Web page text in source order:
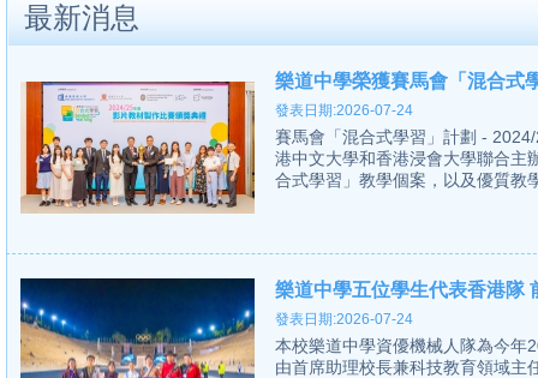
最新消息
樂道中學榮獲賽馬會「混合式
發表日期:2026-07-24
賽馬會「混合式學習」計劃 -
港中文大學和香港浸會大學聯合主
合式學習」教學個案，以及優質教
樂道中學五位學生代表香港隊
發表日期:2026-07-24
本校樂道中學資優機械人隊為今
由首席助理校長兼科技教育領域主